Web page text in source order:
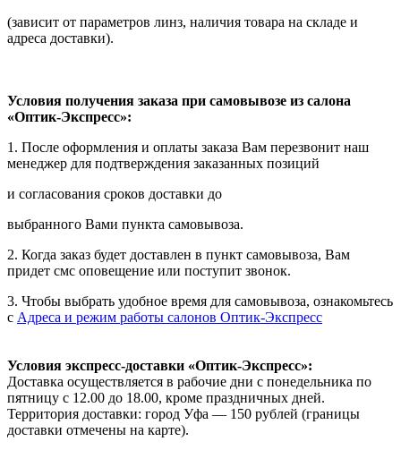
(зависит от параметров линз, наличия товара на складе и
адреса доставки).
Условия получения заказа при самовывозе из салона
«Оптик-Экспресс»:
1. После оформления и оплаты заказа Вам перезвонит наш
менеджер для подтверждения заказанных позиций
и согласования сроков доставки до
выбранного Вами пункта самовывоза.
2. Когда заказ будет доставлен в пункт самовывоза, Вам
придет смс оповещение или поступит звонок.
3. Чтобы выбрать удобное время для самовывоза, ознакомьтесь
с Адреса и режим работы салонов Оптик-Экспресс
Условия экспресс-доставки «Оптик-Экспресс»:
Доставка осуществляется в рабочие дни с понедельника по
пятницу с 12.00 до 18.00, кроме праздничных дней.
Территория доставки: город Уфа — 150 рублей (границы
доставки отмечены на карте).